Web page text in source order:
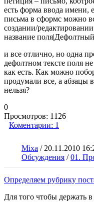
есть форма ввода
письма в сформс можно
создании/
название
и все отлично, но одна
дефолтном тексте поля
как есть. Как можно
продумали все, а абзацы
нельзя?
0
Просмотров: 1126
Коментарии: 1
Mixa / 20.11.2010
Обсуждения /01.
Для того чтобы держать